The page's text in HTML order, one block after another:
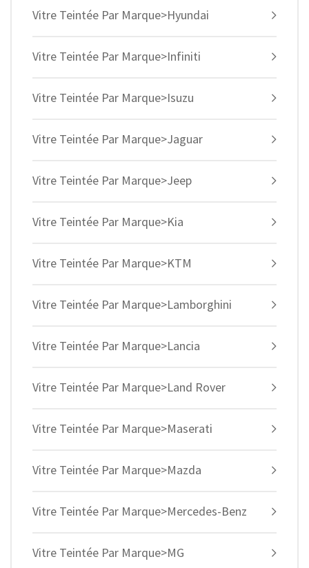
Vitre Teintée Par Marque>Hyundai
Vitre Teintée Par Marque>Infiniti
Vitre Teintée Par Marque>Isuzu
Vitre Teintée Par Marque>Jaguar
Vitre Teintée Par Marque>Jeep
Vitre Teintée Par Marque>Kia
Vitre Teintée Par Marque>KTM
Vitre Teintée Par Marque>Lamborghini
Vitre Teintée Par Marque>Lancia
Vitre Teintée Par Marque>Land Rover
Vitre Teintée Par Marque>Maserati
Vitre Teintée Par Marque>Mazda
Vitre Teintée Par Marque>Mercedes-Benz
Vitre Teintée Par Marque>MG